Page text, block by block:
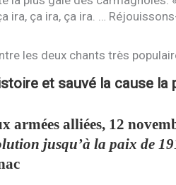
ira, ça ira, ça ira. …
les deux chants très
et sauvé la cause la
alliées, 12
jusqu’à la paix de